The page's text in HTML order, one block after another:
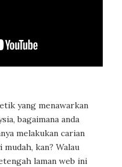
yang menawarkan
bagaimana anda
melakukan carian
kan? Walau
laman web ini